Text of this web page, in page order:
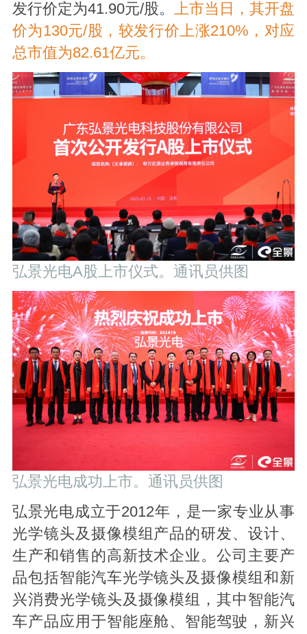
发行价定为41.90元/股。上市当日，其开盘
价为130元/股，较发行价上涨210%，对应
总市值为82.61亿元。
弘景光电A股上市仪式。通讯员供图
弘景光电成功上市。通讯员供图
弘景光电成立于2012年，是一家专业从事
光学镜头及摄像模组产品的研发、设计、
生产和销售的高新技术企业。公司主要产
品包括智能汽车光学镜头及摄像模组和新
兴消费光学镜头及摄像模组，其中智能汽
车产品应用于智能座舱、智能驾驶，新兴